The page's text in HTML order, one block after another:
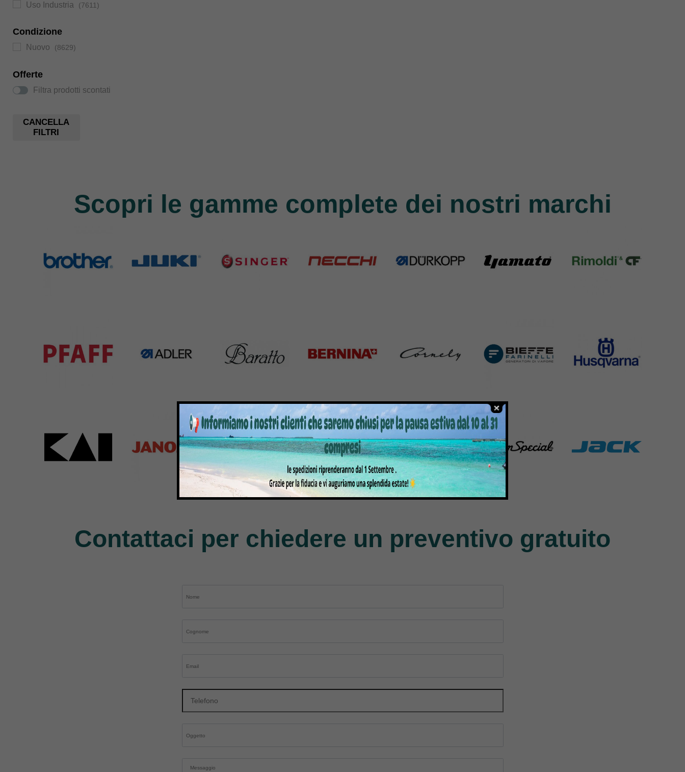
Uso Industria (7611)
Condizione
Nuovo (8629)
Offerte
Filtra prodotti scontati
CANCELLA
FILTRI
Scopri le gamme complete dei nostri marchi
Baratto Bernina
295 Products
Cornely
198 Products
Bieffe
42 Products
Pegasus Perfecta Rasor Union Special
Contattaci per chiedere un preventivo gratuito